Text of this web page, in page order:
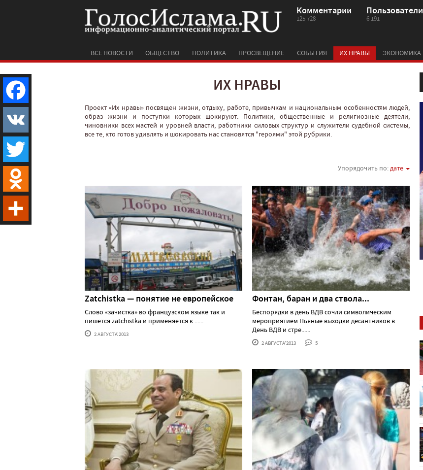
Комментарии
125 728
Пользователи
6 191
ВСЕ НОВОСТИ ОБЩЕСТВО ПОЛИТИКА ПРОСВЕЩЕНИЕ СОБЫТИЯ ИХ НРАВЫ ЭКОНОМИКА
ИХ НРАВЫ
Проект «Их нравы» посвящен жизни, отдыху, работе, привычкам и национальным особенностям людей,
образ жизни и поступки которых шокируют. Политики, общественные и религиозные деятели,
чиновники всех мастей и уровней власти, работники силовых структур и служители судебной системы,
все те, кто готов удивлять и шокировать нас становятся "героями" этой рубрики.
Упорядочить по:дате
Zatchistka — понятие не европейское
Слово «зачистка» во французском языке так и
пишется zatchistka и применяется к ......
2 АВГУСТА'2013
Фонтан, баран и два ствола...
Беспорядки в день ВДВ сочли символическим
мероприятием Пьяные выходки десантников в
День ВДВ и стре......
2 АВГУСТА'2013 5
Facebook
VK
Twitter
Odnoklassniki